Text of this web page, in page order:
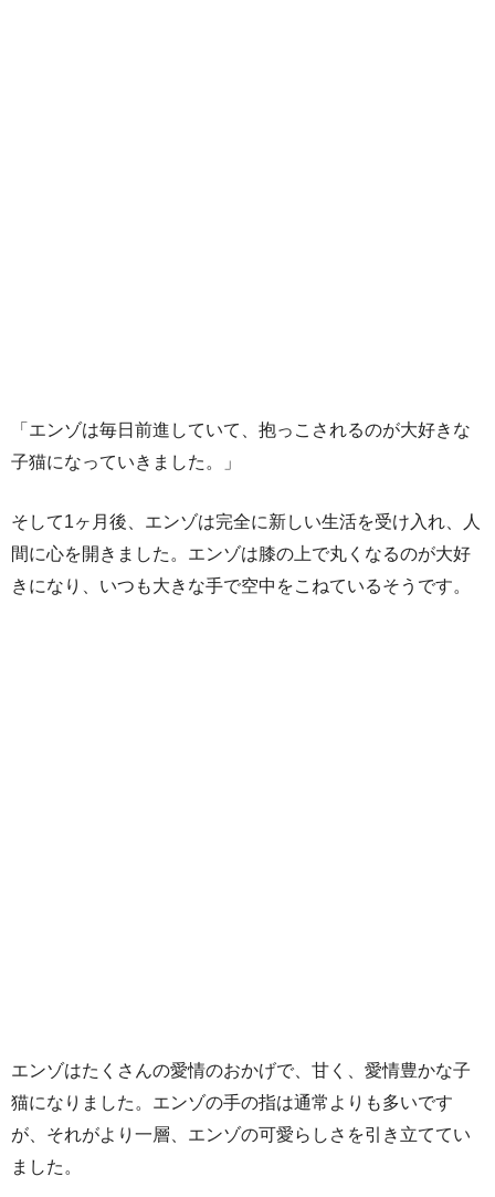
「エンゾは毎日前進していて、抱っこされるのが大好きな
子猫になっていきました。」
そして1ヶ月後、エンゾは完全に新しい生活を受け入れ、人
間に心を開きました。エンゾは膝の上で丸くなるのが大好
きになり、いつも大きな手で空中をこねているそうです。
エンゾはたくさんの愛情のおかげで、甘く、愛情豊かな子
猫になりました。エンゾの手の指は通常よりも多いです
が、それがより一層、エンゾの可愛らしさを引き立ててい
ました。